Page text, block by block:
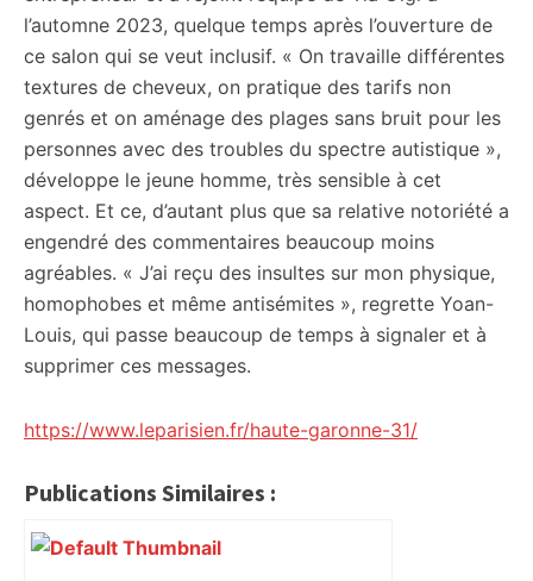
l’automne 2023, quelque temps après l’ouverture de
ce salon qui se veut inclusif. « On travaille différentes
textures de cheveux, on pratique des tarifs non
genrés et on aménage des plages sans bruit pour les
personnes avec des troubles du spectre autistique »,
développe le jeune homme, très sensible à cet
aspect. Et ce, d’autant plus que sa relative notoriété a
engendré des commentaires beaucoup moins
agréables. « J’ai reçu des insultes sur mon physique,
homophobes et même antisémites », regrette Yoan-
Louis, qui passe beaucoup de temps à signaler et à
supprimer ces messages.
https://www.leparisien.fr/haute-garonne-31/
Publications Similaires :